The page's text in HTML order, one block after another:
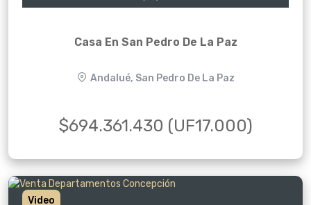
Casa En San Pedro De La Paz
Andalué, San Pedro De La Paz
$694.361.430 (UF17.000)
Video